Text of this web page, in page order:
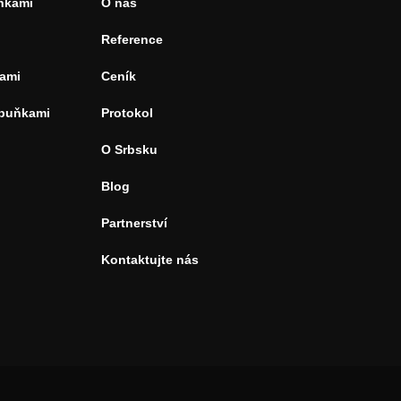
Reference
Ceník
Protokol
O Srbsku
Blog
Partnerství
Kontaktujte nás